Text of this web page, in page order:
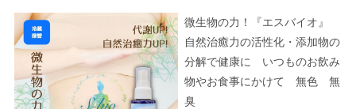
微生物の力！『エスバイオ』
自然治癒力の活性化・添加物の
分解で健康に いつものお飲み
物やお食事にかけて 無色 無
臭